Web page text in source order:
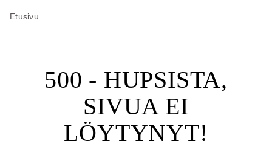
Etusivu
500 - HUPSISTA,
SIVUA EI
LÖYTYNYT!